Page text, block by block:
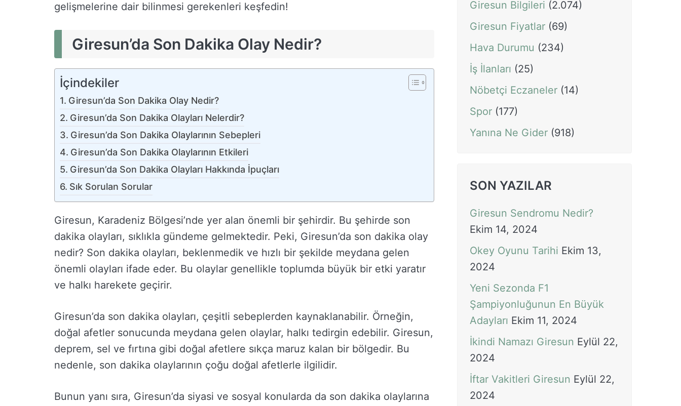
gelişmelerine dair bilinmesi gerekenleri keşfedin!
Giresun’da Son Dakika Olay Nedir?
İçindekiler
Giresun’da Son Dakika Olay Nedir?
Giresun’da Son Dakika Olayları Nelerdir?
Giresun’da Son Dakika Olaylarının Sebepleri
Giresun’da Son Dakika Olaylarının Etkileri
Giresun’da Son Dakika Olayları Hakkında İpuçları
Sık Sorulan Sorular
Giresun, Karadeniz Bölgesi’nde yer alan önemli bir şehirdir. Bu şehirde son
dakika olayları, sıklıkla gündeme gelmektedir. Peki, Giresun’da son dakika olay
nedir? Son dakika olayları, beklenmedik ve hızlı bir şekilde meydana gelen
önemli olayları ifade eder. Bu olaylar genellikle toplumda büyük bir etki yaratır
ve halkı harekete geçirir.
Giresun’da son dakika olayları, çeşitli sebeplerden kaynaklanabilir. Örneğin,
doğal afetler sonucunda meydana gelen olaylar, halkı tedirgin edebilir. Giresun,
deprem, sel ve fırtına gibi doğal afetlere sıkça maruz kalan bir bölgedir. Bu
nedenle, son dakika olaylarının çoğu doğal afetlerle ilgilidir.
Bunun yanı sıra, Giresun’da siyasi ve sosyal konularda da son dakika olaylarına
Giresun Bilgileri (2.074)
Giresun Fiyatlar (69)
Hava Durumu (234)
İş İlanları (25)
Nöbetçi Eczaneler (14)
Spor (177)
Yanına Ne Gider (918)
SON YAZILAR
Giresun Sendromu Nedir?
Ekim 14, 2024
Okey Oyunu Tarihi Ekim 13,
2024
Yeni Sezonda F1
Şampiyonluğunun En Büyük
Adayları Ekim 11, 2024
İkindi Namazı Giresun Eylül 22,
2024
İftar Vakitleri Giresun Eylül 22,
2024